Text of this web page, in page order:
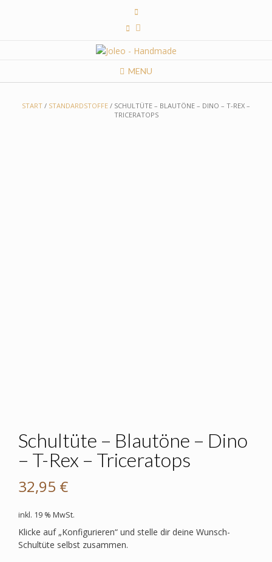
MENU
START / STANDARDSTOFFE / SCHULTÜTE – BLAUTÖNE – DINO – T-REX –
TRICERATOPS
Schultüte – Blautöne – Dino
– T-Rex – Triceratops
32,95 €
inkl. 19 % MwSt.
Klicke auf „Konfigurieren“ und stelle dir deine Wunsch-
Schultüte selbst zusammen.